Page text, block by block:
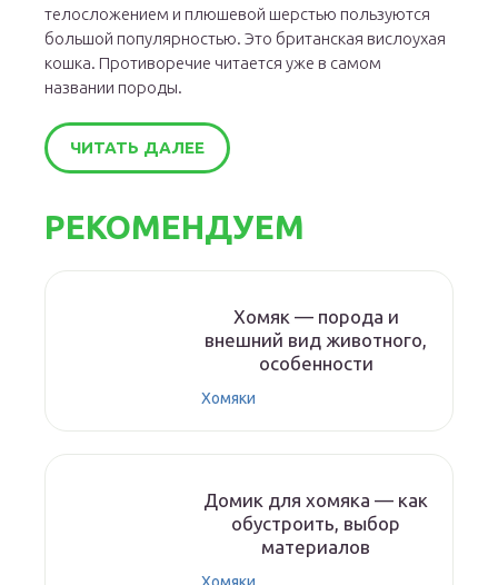
телосложением и плюшевой шерстью пользуются
большой популярностью. Это британская вислоухая
кошка. Противоречие читается уже в самом
названии породы.
ЧИТАТЬ ДАЛЕЕ
РЕКОМЕНДУЕМ
Хомяк — порода и
внешний вид животного,
особенности
Хомяки
Домик для хомяка — как
обустроить, выбор
материалов